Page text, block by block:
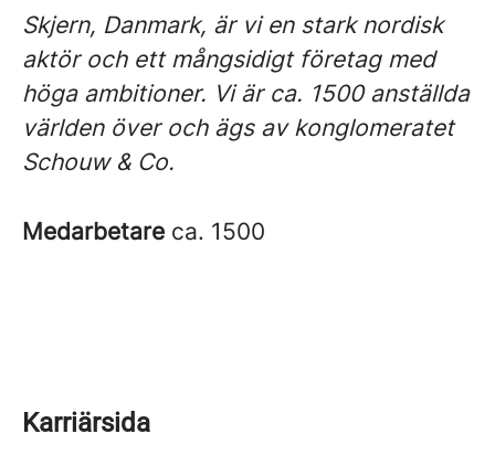
Skjern, Danmark, är vi en stark nordisk
aktör och ett mångsidigt företag med
höga ambitioner. Vi är ca. 1500 anställda
världen över och ägs av konglomeratet
Schouw & Co.
Medarbetare ca. 1500
Karriärsida